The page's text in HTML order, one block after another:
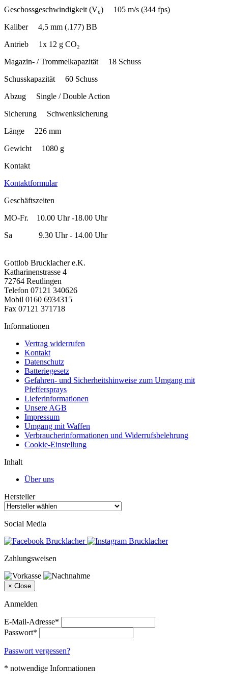
Geschossgeschwindigkeit (V₀) 105 m/s (344 fps)
Kaliber 4,5 mm (.177) BB
Antrieb 1x 12 g CO₂
Magazin- / Trommelkapazität 18 Schuss
Schusskapazität 60 Schuss
Abzug Single / Double Action
Sicherung Schwenksicherung
Länge 226 mm
Gewicht 1080 g
Kontakt
Kontaktformular
Geschäftszeiten
MO-Fr. 10.00 Uhr -18.00 Uhr
Sa 9.30 Uhr - 14.00 Uhr
Gottlob Brucklacher e.K.
Katharinenstrasse 4
72764 Reutlingen
Telefon 07121 340626
Mobil 0160 6934315
Fax 07121 371718
Informationen
Vertrag widerrufen
Kontakt
Datenschutz
Batteriegesetz
Gefahren- und Sicherheitshinweise zum Umgang mit
Pfeffersprays
Lieferinformationen
Unsere AGB
Impressum
Umgang mit Waffen
Verbraucherinformationen und Widerrufsbelehrung
Cookie-Einstellung
Inhalt
Über uns
Hersteller
Social Media
Zahlungsweisen
× Close
Anmelden
E-Mail-Adresse*
Passwort*
Passwort vergessen?
* notwendige Informationen